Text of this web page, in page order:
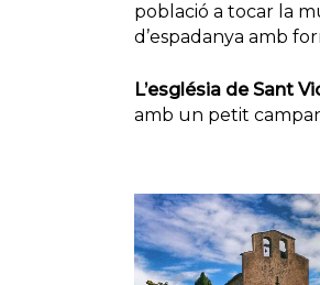
població a tocar la
d’espadanya amb
L’església de Sant
amb un petit